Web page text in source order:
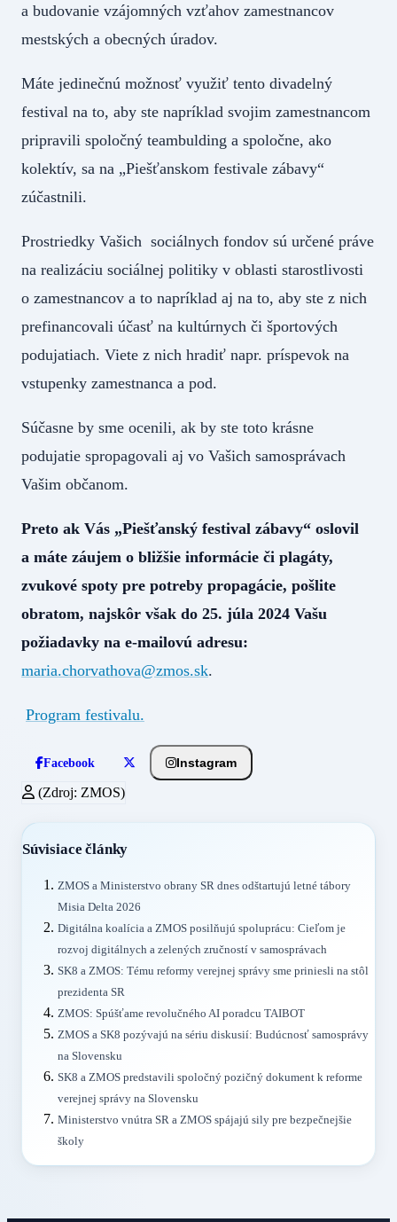
a budovanie vzájomných vzťahov zamestnancov
mestských a obecných úradov.
Máte jedinečnú možnosť využiť tento divadelný
festival na to, aby ste napríklad svojim zamestnancom
pripravili spoločný teambulding a spoločne, ako
kolektív, sa na „Piešťanskom festivale zábavy“
zúčastnili.
Prostriedky Vašich sociálnych fondov sú určené práve
na realizáciu sociálnej politiky v oblasti starostlivosti
o zamestnancov a to napríklad aj na to, aby ste z nich
prefinancovali účasť na kultúrnych či športových
podujatiach. Viete z nich hradiť napr. príspevok na
vstupenky zamestnanca a pod.
Súčasne by sme ocenili, ak by ste toto krásne
podujatie spropagovali aj vo Vašich samosprávach
Vašim občanom.
Preto ak Vás „Piešťanský festival zábavy“ oslovil
a máte záujem o bližšie informácie či plagáty,
zvukové spoty pre potreby propagácie, pošlite
obratom, najskôr však do 25. júla 2024 Vašu
požiadavky na e-mailovú adresu:
maria.chorvathova@zmos.sk.
Program festivalu.
Facebook Instagram
(Zdroj: ZMOS)
Súvisiace články
ZMOS a Ministerstvo obrany SR dnes odštartujú letné tábory
Misia Delta 2026
Digitálna koalícia a ZMOS posilňujú spoluprácu: Cieľom je
rozvoj digitálnych a zelených zručností v samosprávach
SK8 a ZMOS: Tému reformy verejnej správy sme priniesli na stôl
prezidenta SR
ZMOS: Spúšťame revolučného AI poradcu TAIBOT
ZMOS a SK8 pozývajú na sériu diskusií: Budúcnosť samosprávy
na Slovensku
SK8 a ZMOS predstavili spoločný pozičný dokument k reforme
verejnej správy na Slovensku
Ministerstvo vnútra SR a ZMOS spájajú sily pre bezpečnejšie
školy